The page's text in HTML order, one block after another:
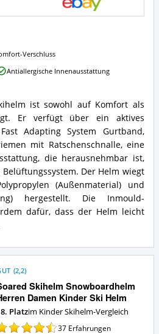
ist sowohl auf Komfort als
Er verfügt über ein aktives
Adapting System Gurtband,
mit Ratschenschnalle, eine
die herausnehmbar ist,
Der Helm wiegt
(Außenmaterial) und
hergestellt. Die Inmould-
dafür, dass der Helm leicht
Verschluss
Antiallergische Innenausstattung
Skihelm Snowboardhelm
Damen Kinder Ski Helm
(2,2)
Platzim Kinder Skihelm-Vergleich
37 Erfahrungen